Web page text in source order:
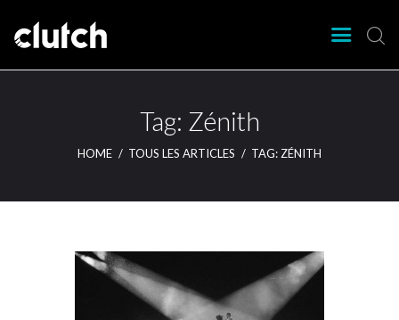
Tag: Zénith
HOME TOUS LES ARTICLES TAG: ZÉNITH
Clutch Webzine
Nos éditions
Magazine